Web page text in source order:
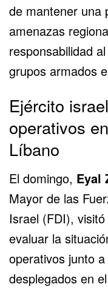
de mantener una
amenazas
responsabilidad
grupos armados
Ejército
operativos
Líbano
El domingo, Eyal
Mayor de las
Israel (FDI),
evaluar la
operativos junto
desplegados en